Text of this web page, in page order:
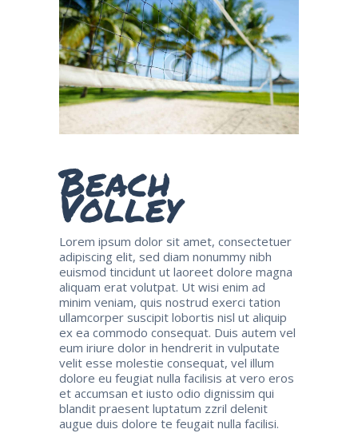
Beach
Volley
Lorem ipsum dolor sit amet, consectetuer
adipiscing elit, sed diam nonummy nibh
euismod tincidunt ut laoreet dolore magna
aliquam erat volutpat. Ut wisi enim ad
minim veniam, quis nostrud exerci tation
ullamcorper suscipit lobortis nisl ut aliquip
ex ea commodo consequat. Duis autem vel
eum iriure dolor in hendrerit in vulputate
velit esse molestie consequat, vel illum
dolore eu feugiat nulla facilisis at vero eros
et accumsan et iusto odio dignissim qui
blandit praesent luptatum zzril delenit
augue duis dolore te feugait nulla facilisi.